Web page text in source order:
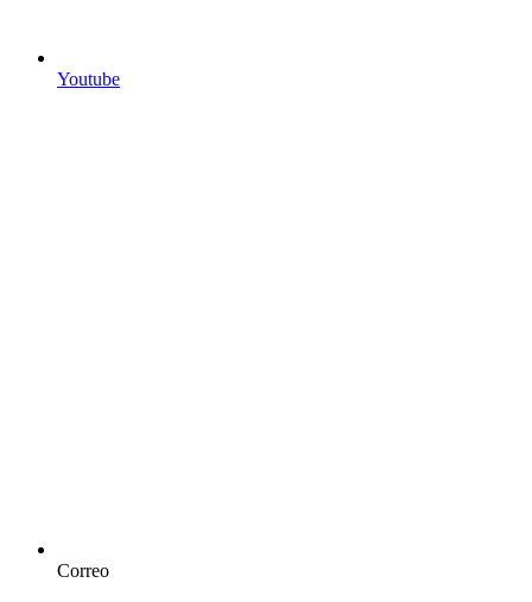
Youtube
Correo